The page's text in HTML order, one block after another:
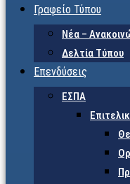
Γραφείο Τύπου
Νέα –
Δελτία Τύπου
Επενδύσεις
ΕΣΠΑ